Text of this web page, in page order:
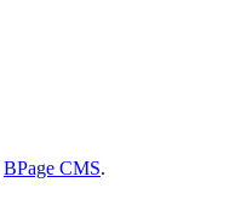
BPage CMS.